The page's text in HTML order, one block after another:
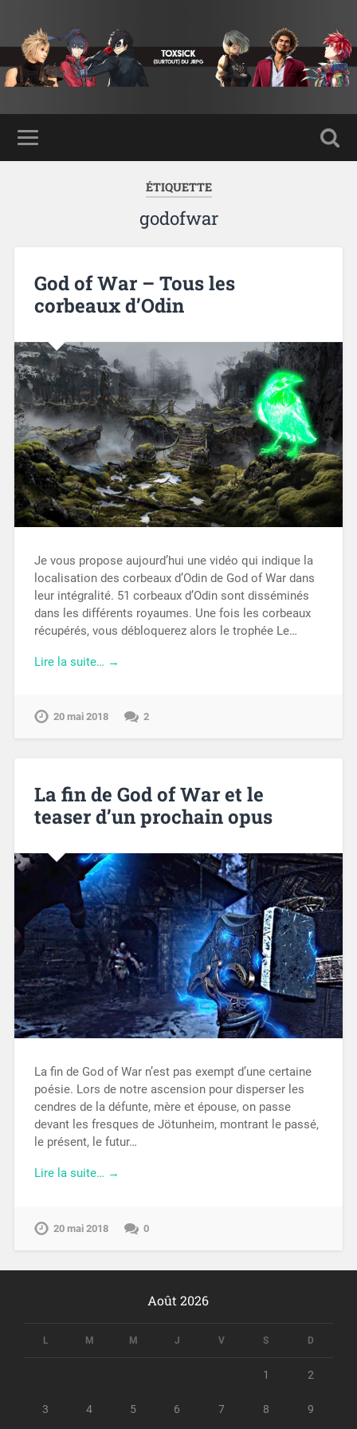
ÉTIQUETTE
godofwar
God of War – Tous les
corbeaux d’Odin
Je vous propose aujourd’hui une vidéo qui indique la
localisation des corbeaux d’Odin de God of War dans
leur intégralité. 51 corbeaux d’Odin sont disséminés
dans les différents royaumes. Une fois les corbeaux
récupérés, vous débloquerez alors le trophée Le…
Lire la suite… →
20 mai 2018 2
La fin de God of War et le
teaser d’un prochain opus
La fin de God of War n’est pas exempt d’une certaine
poésie. Lors de notre ascension pour disperser les
cendres de la défunte, mère et épouse, on passe
devant les fresques de Jötunheim, montrant le passé,
le présent, le futur…
Lire la suite… →
20 mai 2018 0
Août 2026
L M M J V S D
1 2
3 4 5 6 7 8 9